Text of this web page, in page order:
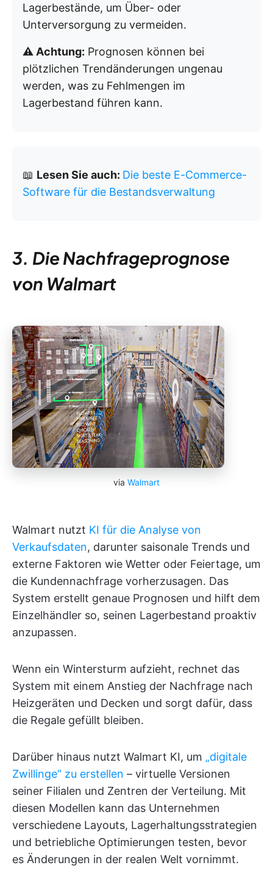
Lagerbestände, um Über- oder
Unterversorgung zu vermeiden.
⚠️ Achtung: Prognosen können bei
plötzlichen Trendänderungen ungenau
werden, was zu Fehlmengen im
Lagerbestand führen kann.
📖 Lesen Sie auch: Die beste E-Commerce-
Software für die Bestandsverwaltung
3. Die Nachfrageprognose
von Walmart
via Walmart
Walmart nutzt KI für die Analyse von
Verkaufsdaten, darunter saisonale Trends und
externe Faktoren wie Wetter oder Feiertage, um
die Kundennachfrage vorherzusagen. Das
System erstellt genaue Prognosen und hilft dem
Einzelhändler so, seinen Lagerbestand proaktiv
anzupassen.
Wenn ein Wintersturm aufzieht, rechnet das
System mit einem Anstieg der Nachfrage nach
Heizgeräten und Decken und sorgt dafür, dass
die Regale gefüllt bleiben.
Darüber hinaus nutzt Walmart KI, um „digitale
Zwillinge“ zu erstellen – virtuelle Versionen
seiner Filialen und Zentren der Verteilung. Mit
diesen Modellen kann das Unternehmen
verschiedene Layouts, Lagerhaltungsstrategien
und betriebliche Optimierungen testen, bevor
es Änderungen in der realen Welt vornimmt.